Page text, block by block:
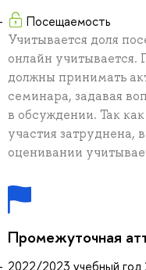
Посещаемость
Учитывается доля
онлайн учитывается.
должны принимать
семинара, задавая
в обсуждении. Так
участия затруднена,
оценивании
Промежуточная
2022/2023 учебный год